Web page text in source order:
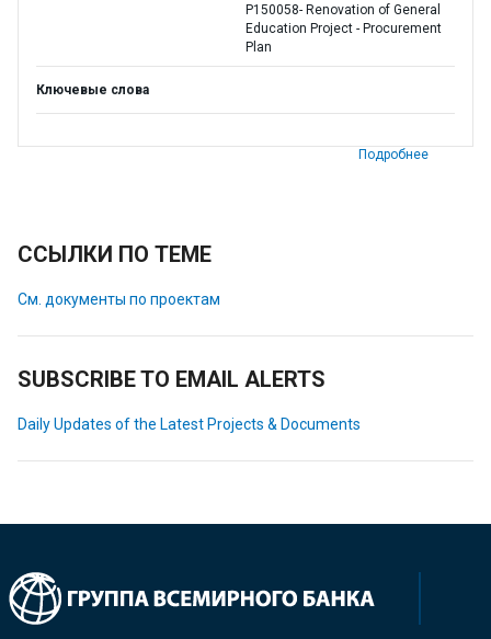
P150058- Renovation of General
Education Project - Procurement
Plan
Ключевые слова
Подробнее
ССЫЛКИ ПО ТЕМЕ
См. документы по проектам
SUBSCRIBE TO EMAIL ALERTS
Daily Updates of the Latest Projects & Documents